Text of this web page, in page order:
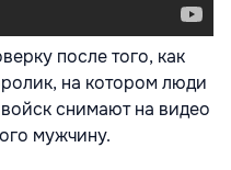
после того, как
на котором люди
снимают на видео
мужчину.